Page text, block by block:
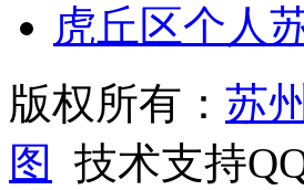
虎丘区个人
版权所有： 苏
图
技术支持